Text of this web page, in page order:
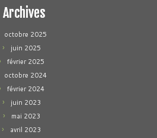
Archives
octobre 2025
juin 2025
février 2025
octobre 2024
février 2024
juin 2023
mai 2023
avril 2023